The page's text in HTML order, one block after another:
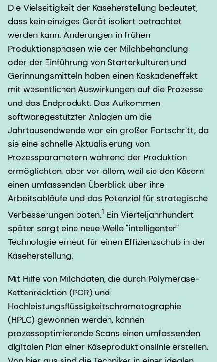
Die Vielseitigkeit der Käseherstellung bedeutet,
dass kein einziges Gerät isoliert betrachtet
werden kann. Änderungen in frühen
Produktionsphasen wie der Milchbehandlung
oder der Einführung von Starterkulturen und
Gerinnungsmitteln haben einen Kaskadeneffekt
mit wesentlichen Auswirkungen auf die Prozesse
und das Endprodukt. Das Aufkommen
softwaregestützter Anlagen um die
Jahrtausendwende war ein großer Fortschritt, da
sie eine schnelle Aktualisierung von
Prozessparametern während der Produktion
ermöglichten, aber vor allem, weil sie den Käsern
einen umfassenden Überblick über ihre
Arbeitsabläufe und das Potenzial für strategische
Verbesserungen boten.1 Ein Vierteljahrhundert
später sorgt eine neue Welle "intelligenter"
Technologie erneut für einen Effizienzschub in der
Käseherstellung.
Mit Hilfe von Milchdaten, die durch Polymerase-
Kettenreaktion (PCR) und
Hochleistungsflüssigkeitschromatographie
(HPLC) gewonnen werden, können
prozessoptimierende Scans einen umfassenden
digitalen Plan einer Käseproduktionslinie erstellen.